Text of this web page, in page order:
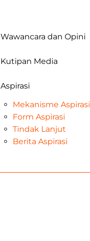
Wawancara dan Opini
Kutipan Media
Aspirasi
Mekanisme Aspirasi
Form Aspirasi
Tindak Lanjut
Berita Aspirasi